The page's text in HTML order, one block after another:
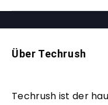
Über Techrush
Techrush ist der